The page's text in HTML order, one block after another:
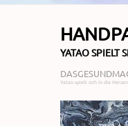
YATAO SPIELT
Yatao spielt sich in die Herzen